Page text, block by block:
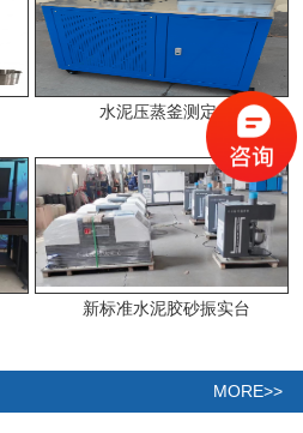
水泥压蒸釜测定仪
新标准水泥胶砂振实台
MORE>>